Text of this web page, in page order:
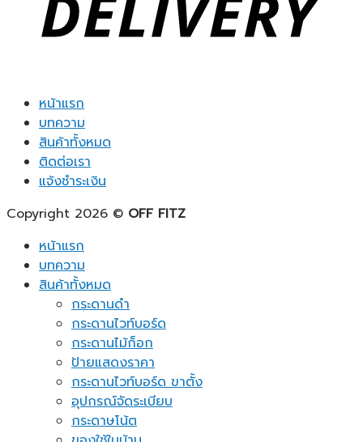
หน้าแรก
บทความ
สินค้าทั้งหมด
ติดต่อเรา
แจ้งชำระเงิน
Copyright 2026 © OFF FITZ
หน้าแรก
บทความ
สินค้าทั้งหมด
กระดานดำ
กระดานไวท์บอร์ด
กระดานไม้ก็อก
ป้ายแสดงราคา
กระดานไวท์บอร์ด ขาตั้ง
อุปกรณ์จัดระเบียบ
กระดาษโน้ต